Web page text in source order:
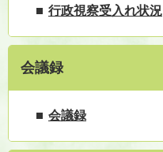
行政視察受入れ状況
会議録
会議録